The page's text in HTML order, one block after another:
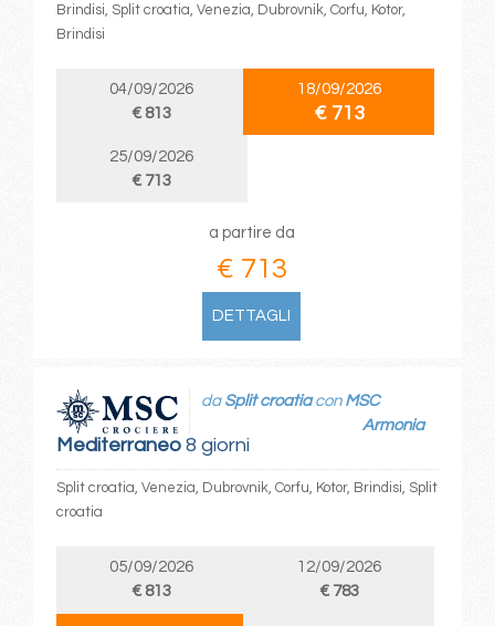
Brindisi, Split croatia, Venezia, Dubrovnik, Corfu, Kotor,
Brindisi
04/09/2026
€ 813
18/09/2026
€ 713
25/09/2026
€ 713
a partire da
€ 713
DETTAGLI
Mediterraneo8 giorni
da Split croatiacon MSC
Armonia
Split croatia, Venezia, Dubrovnik, Corfu, Kotor, Brindisi, Split
croatia
05/09/2026
€ 813
12/09/2026
€ 783